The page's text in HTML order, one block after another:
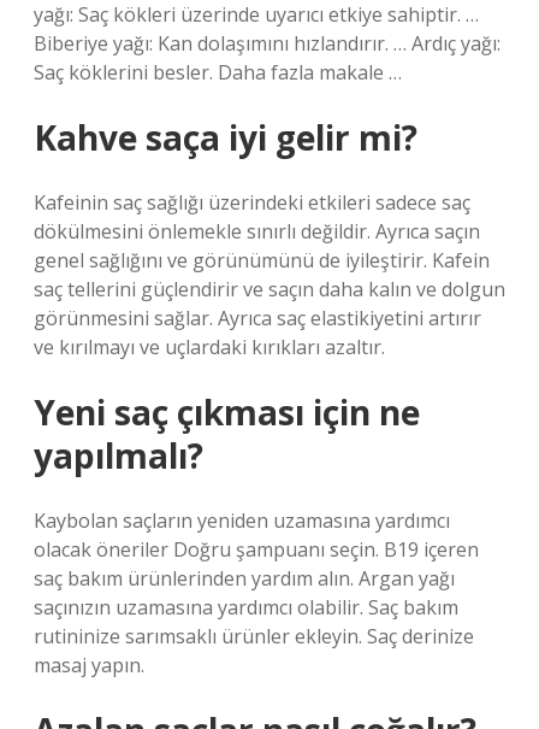
yağı: Saç kökleri üzerinde uyarıcı etkiye sahiptir. …
Biberiye yağı: Kan dolaşımını hızlandırır. … Ardıç yağı:
Saç köklerini besler. Daha fazla makale …
Kahve saça iyi gelir mi?
Kafeinin saç sağlığı üzerindeki etkileri sadece saç
dökülmesini önlemekle sınırlı değildir. Ayrıca saçın
genel sağlığını ve görünümünü de iyileştirir. Kafein
saç tellerini güçlendirir ve saçın daha kalın ve dolgun
görünmesini sağlar. Ayrıca saç elastikiyetini artırır
ve kırılmayı ve uçlardaki kırıkları azaltır.
Yeni saç çıkması için ne
yapılmalı?
Kaybolan saçların yeniden uzamasına yardımcı
olacak öneriler Doğru şampuanı seçin. B19 içeren
saç bakım ürünlerinden yardım alın. Argan yağı
saçınızın uzamasına yardımcı olabilir. Saç bakım
rutininize sarımsaklı ürünler ekleyin. Saç derinize
masaj yapın.